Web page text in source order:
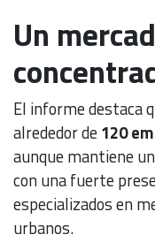
Un
El informe destaca
alrededor de120
aunque mantiene
con una fuerte
especializados en
urbanos.